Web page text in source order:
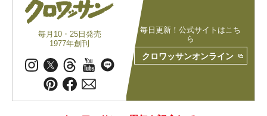
毎月10・25日発売
1977年創刊
毎日更新！公式サイトはこち
ら
クロワッサンオンライン